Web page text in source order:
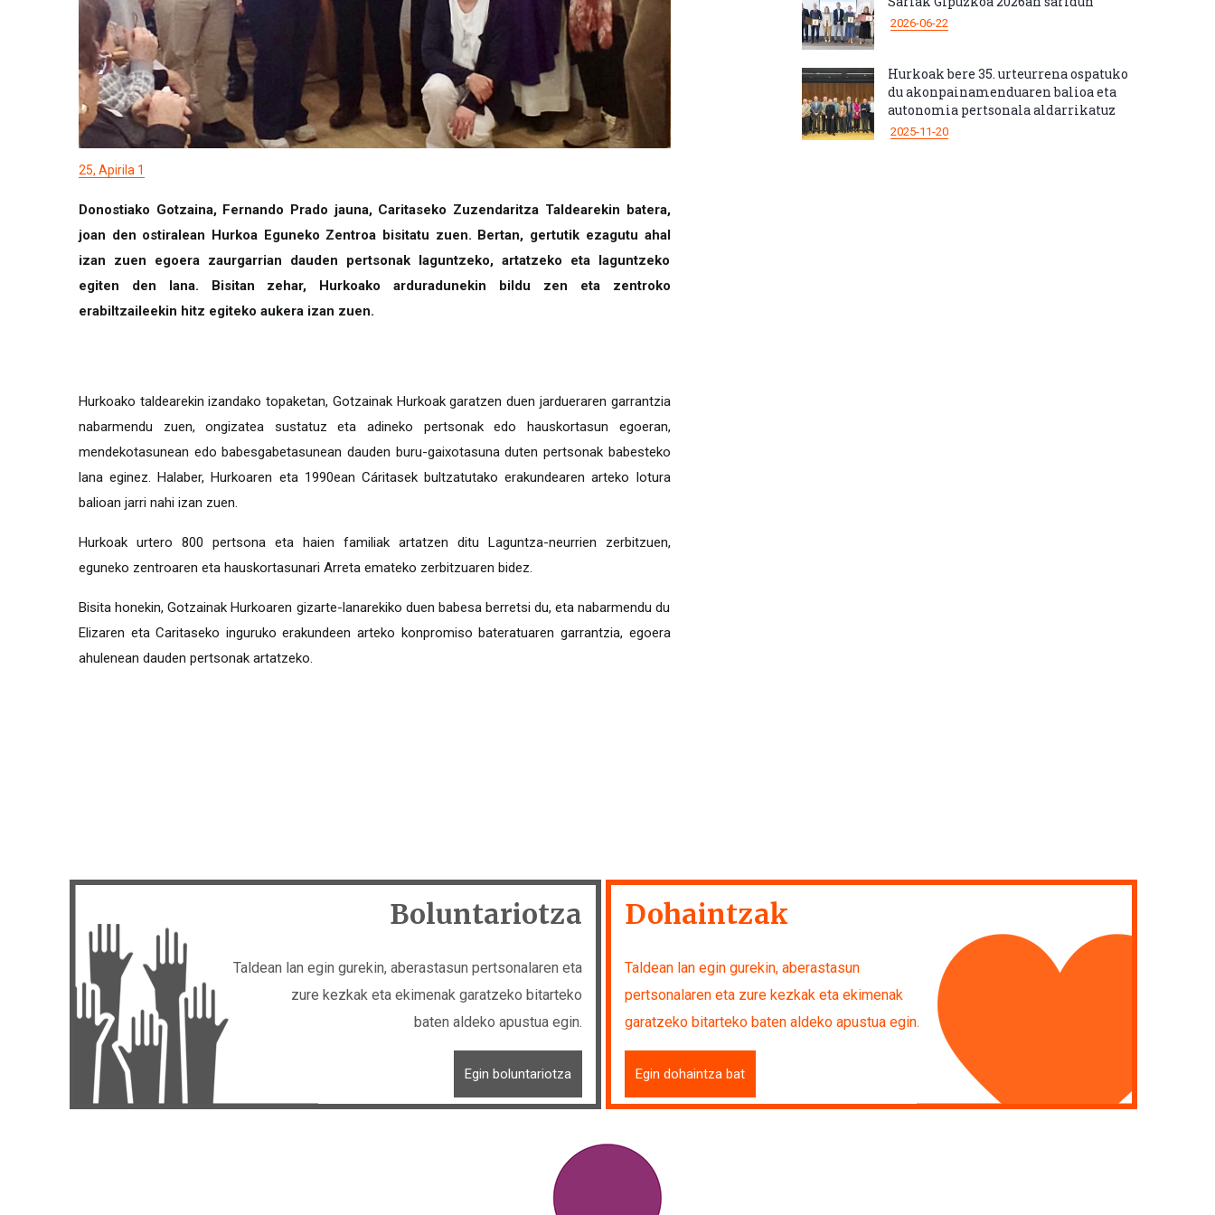
25, Apirila 1
Donostiako Gotzaina, Fernando Prado jauna, Caritaseko Zuzendaritza Taldearekin batera,
joan den ostiralean Hurkoa Eguneko Zentroa bisitatu zuen. Bertan, gertutik ezagutu ahal
izan zuen egoera zaurgarrian dauden pertsonak laguntzeko, artatzeko eta laguntzeko
egiten den lana. Bisitan zehar, Hurkoako arduradunekin bildu zen eta zentroko
erabiltzaileekin hitz egiteko aukera izan zuen.
Hurkoako taldearekin izandako topaketan, Gotzainak Hurkoak garatzen duen jardueraren garrantzia
nabarmendu zuen, ongizatea sustatuz eta adineko pertsonak edo hauskortasun egoeran,
mendekotasunean edo babesgabetasunean dauden buru-gaixotasuna duten pertsonak babesteko
lana eginez. Halaber, Hurkoaren eta 1990ean Cáritasek bultzatutako erakundearen arteko lotura
balioan jarri nahi izan zuen.
Hurkoak urtero 800 pertsona eta haien familiak artatzen ditu Laguntza-neurrien zerbitzuen,
eguneko zentroaren eta hauskortasunari Arreta emateko zerbitzuaren bidez.
Bisita honekin, Gotzainak Hurkoaren gizarte-lanarekiko duen babesa berretsi du, eta nabarmendu du
Elizaren eta Caritaseko inguruko erakundeen arteko konpromiso bateratuaren garrantzia, egoera
ahulenean dauden pertsonak artatzeko.
2026-06-22
Hurkoak bere 35. urteurrena ospatuko
du akonpainamenduaren balioa eta
autonomia pertsonala aldarrikatuz
2025-11-20
Boluntariotza
Taldean lan egin gurekin, aberastasun pertsonalaren eta
zure kezkak eta ekimenak garatzeko bitarteko
baten aldeko apustua egin.
Egin boluntariotza
Dohaintzak
Taldean lan egin gurekin, aberastasun
pertsonalaren eta zure kezkak eta ekimenak
garatzeko bitarteko baten aldeko apustua egin.
Egin dohaintza bat